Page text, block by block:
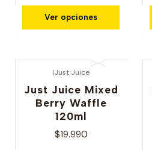
Ver opciones
|Just Juice
Just Juice Mixed
Berry Waffle
120ml
$19.990